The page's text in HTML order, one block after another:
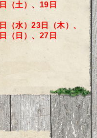
（土）、19日
（水）23日（木）、
（日）、27日